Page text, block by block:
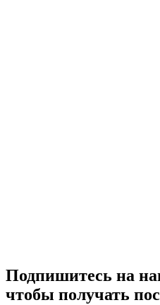
Подпишитесь на
чтобы получать